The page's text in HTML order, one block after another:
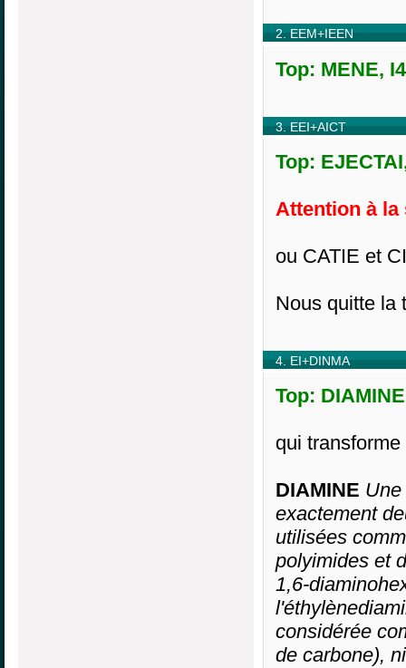
2. EEM+IEEN
Top: MENE,
3. EEI+AICT
Top:
Attention à
ou CATIE et
Nous quitte la
4. EI+DINMA
Top:
qui
DIAMINE
exactement
utilisées
polyimides et
1,6-
considérée
de carbone),